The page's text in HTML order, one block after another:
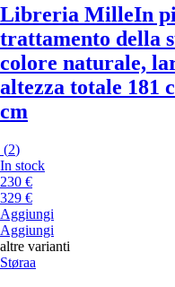
Libreria MilleIn
trattamento della
colore naturale,
altezza totale 181
cm
(2)
In stock
230 €
329 €
Aggiungi
Aggiungi
altre varianti
Støraa